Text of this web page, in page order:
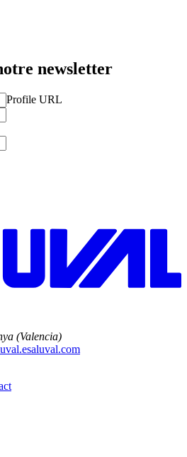
newsletter
Profile URL
(Valencia)
aluval.com